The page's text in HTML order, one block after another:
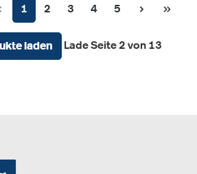
Seite
1 Seite
2 Seite
3 Seite
4 Seite
5
laden Lade Seite 2 von 13